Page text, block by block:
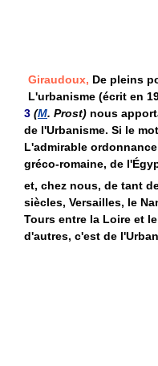
Giraudoux, De pleins
L'urbanisme (écrit en
3 (M. Prost) nous
de l'Urbanisme. Si le
L'admirable
gréco-romaine, de
et, chez nous, de tant
siècles, Versailles, le
Tours entre la Loire et
d'autres, c'est de